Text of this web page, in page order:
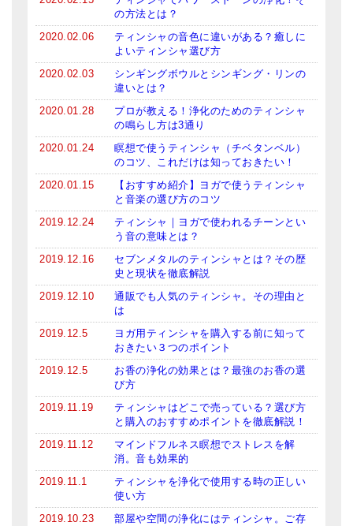
の方法とは？
2020.02.06
ティンシャの音色に違いがある？癒しに
よいティンシャ選び方
2020.02.03
シンギングボウルとシンギング・リンの
違いとは？
2020.01.28
プロが教える！浄化のためのティンシャ
の鳴らし方は3通り
2020.01.24
瞑想で使うティンシャ（チベタンベル）
のコツ、これだけは知っておきたい！
2020.01.15
【おすすめ紹介】ヨガで使うティンシャ
と音楽の選び方のコツ
2019.12.24
ティンシャ｜ヨガで使われるチーンとい
う音の意味とは？
2019.12.16
セブンメタルのティンシャとは？その歴
史と現状を徹底解説
2019.12.10
通販でも人気のティンシャ。その理由と
は
2019.12.5
ヨガ用ティンシャを購入する前に知って
おきたい３つのポイント
2019.12.5
お香の浄化の効果とは？最強のお香の選
び方
2019.11.19
ティンシャはどこで売っている？選び方
と購入のおすすめポイントを徹底解説！
2019.11.12
マインドフルネス瞑想でストレスを解
消。音も効果的
2019.11.1
ティンシャを浄化で使用する時の正しい
使い方
2019.10.23
部屋や空間の浄化にはティンシャ。ご存